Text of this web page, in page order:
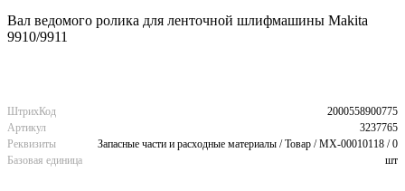
Вал ведомого ролика для ленточной шлифмашины Makita
9910/9911
ШтрихКод
2000558900775
Артикул
3237765
Реквизиты
Запасные части и расходные материалы / Товар / MX-00010118 / 0
Базовая единица
шт